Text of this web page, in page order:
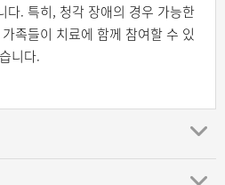
다. 특히, 청각 장애의 경우 가능한
족들이 치료에 함께 참여할 수 있
니다.